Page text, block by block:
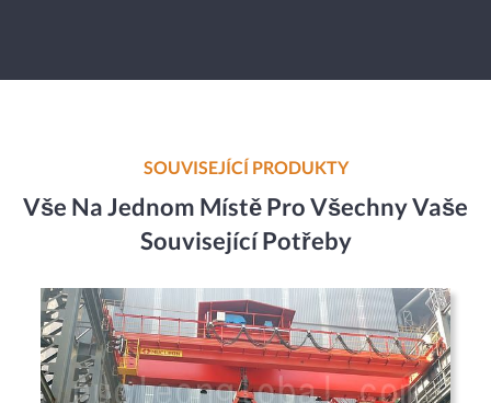
SOUVISEJÍCÍ PRODUKTY
Vše Na Jednom Místě Pro Všechny Vaše
Související Potřeby